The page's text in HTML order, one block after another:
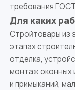
требования
Для каких
Стройтовары из
этапах
отделка,
монтаж оконных
и примыканий,